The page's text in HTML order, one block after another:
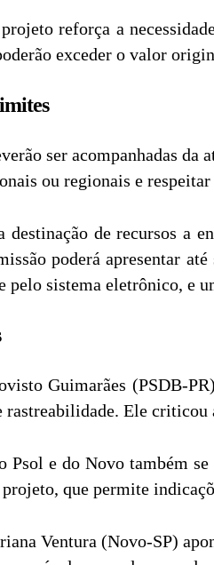
reforça a
exceder o valor
ser acompanhadas
ou regionais e
destinação de recursos a
poderá apresentar
pelo sistema eletrônico, e
Guimarães (PSDB-
rastreabilidade. Ele criticou
Psol e do Novo também
que permite
Ventura (Novo-SP)